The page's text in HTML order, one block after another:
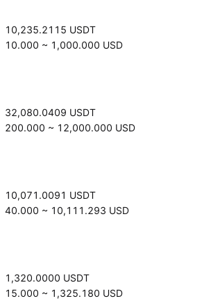
10,235.2115 USDT
10.000 ~ 1,000.000 USD
32,080.0409 USDT
200.000 ~ 12,000.000 USD
10,071.0091 USDT
40.000 ~ 10,111.293 USD
1,320.0000 USDT
15.000 ~ 1,325.180 USD